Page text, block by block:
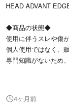
HEAD ADVANT
◆商品の状態◆
使用に伴うスレや傷
個人使用ではなく、
専門知識がないため
内容物：スキーブー
※上記説明にないも
4ヶ月前